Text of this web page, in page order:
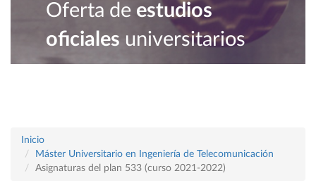
Oferta de estudios
oficiales universitarios
Inicio
Máster Universitario en Ingeniería de Telecomunicación
Asignaturas del plan 533 (curso 2021-2022)